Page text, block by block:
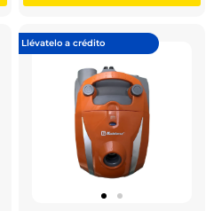
Llévatelo a crédito